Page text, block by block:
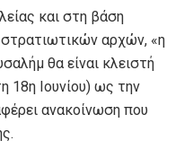
και στη βάση
αρχών, «η
θα είναι κλειστή
18η Ιουνίου) ως την
ανακοίνωση που